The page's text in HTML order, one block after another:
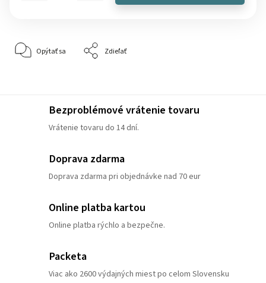
Opýtať sa Zdieľať
Bezproblémové vrátenie tovaru
Vrátenie tovaru do 14 dní.
Doprava zdarma
Doprava zdarma pri objednávke nad 70 eur
Online platba kartou
Online platba rýchlo a bezpečne.
Packeta
Viac ako 2600 výdajných miest po celom Slovensku